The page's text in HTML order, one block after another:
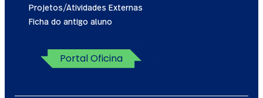
Projetos/Atividades Externas
Ficha do antigo aluno
Portal Oficina